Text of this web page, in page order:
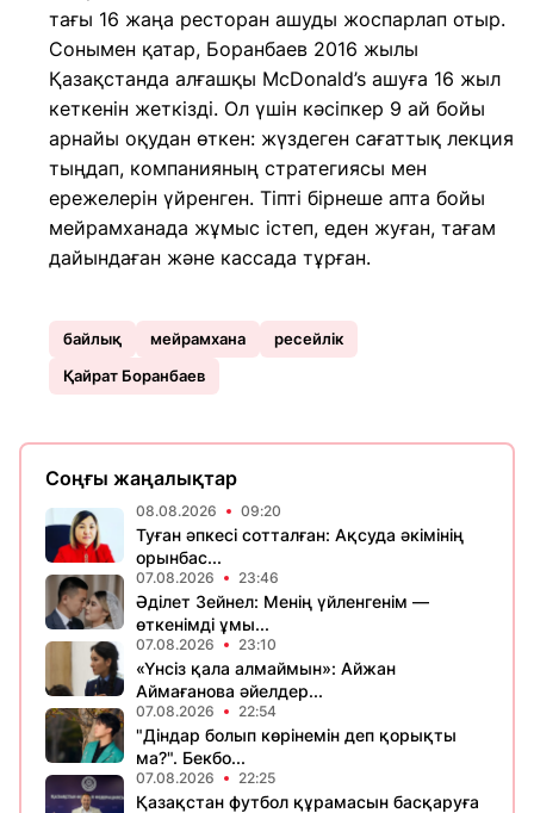
тағы 16 жаңа ресторан ашуды жоспарлап отыр.
Сонымен қатар, Боранбаев 2016 жылы
Қазақстанда алғашқы McDonald’s ашуға 16 жыл
кеткенін жеткізді. Ол үшін кәсіпкер 9 ай бойы
арнайы оқудан өткен: жүздеген сағаттық лекция
тыңдап, компанияның стратегиясы мен
ережелерін үйренген. Тіпті бірнеше апта бойы
мейрамханада жұмыс істеп, еден жуған, тағам
дайындаған және кассада тұрған.
байлық мейрамхана
ресейлік
Қайрат Боранбаев
Соңғы жаңалықтар
08.08.2026 09:20
Туған әпкесі сотталған: Ақсуда әкімінің
орынбас...
07.08.2026 23:46
Әділет Зейнел: Менің үйленгенім —
өткенімді ұмы...
07.08.2026 23:10
«Үнсіз қала алмаймын»: Айжан
Аймағанова әйелдер...
07.08.2026 22:54
"Діндар болып көрінемін деп қорықты
ма?". Бекбо...
07.08.2026 22:25
Қазақстан футбол құрамасын басқаруға